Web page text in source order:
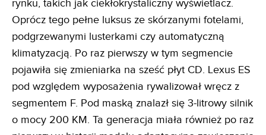
rynku, takich jak ciekłokrystaliczny wyświetlacz.
Oprócz tego pełne luksus ze skórzanymi fotelami,
podgrzewanymi lusterkami czy automatyczną
klimatyzacją. Po raz pierwszy w tym segmencie
pojawiła się zmieniarka na sześć płyt CD. Lexus ES
pod względem wyposażenia rywalizował wręcz z
segmentem F. Pod maską znalazł się 3-litrowy silnik
o mocy 200 KM. Ta generacja miała również po raz